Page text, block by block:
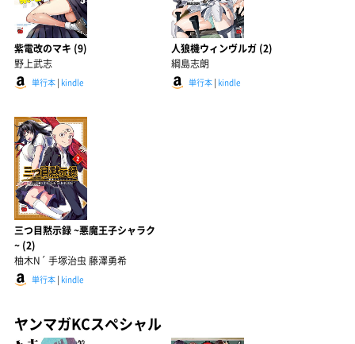
紫電改のマキ (9)
野上武志
単行本 | kindle
人狼機ウィンヴルガ (2)
綱島志朗
単行本| kindle
三つ目黙示録 ~悪魔王子シャラク
~ (2)
柚木N´ 手塚治虫 藤澤勇希
単行本 | kindle
ヤンマガKCスペシャル